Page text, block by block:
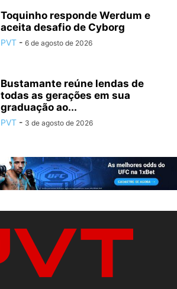
Toquinho responde Werdum e
aceita desafio de Cyborg
PVT - 6 de agosto de 2026
Bustamante reúne lendas de
todas as gerações em sua
graduação ao...
PVT - 3 de agosto de 2026